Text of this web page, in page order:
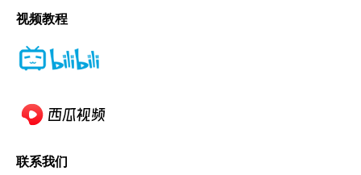
视频教程
联系我们